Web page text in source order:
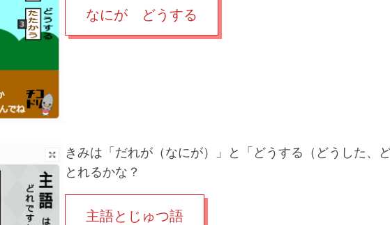
なにが どうする
きみは「 だれが（なにが）」と「どうする（どうした、ど
とれるかな？
主語とじゅつ語